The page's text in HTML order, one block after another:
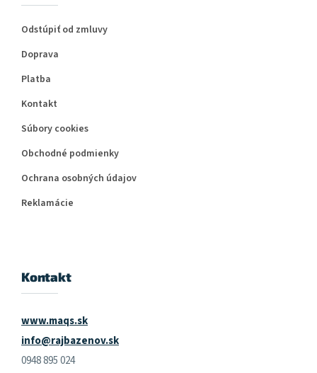
Odstúpiť od zmluvy
Doprava
Platba
Kontakt
Súbory cookies
Obchodné podmienky
Ochrana osobných údajov
Reklamácie
Kontakt
www.maqs.sk
info@rajbazenov.sk
0948 895 024